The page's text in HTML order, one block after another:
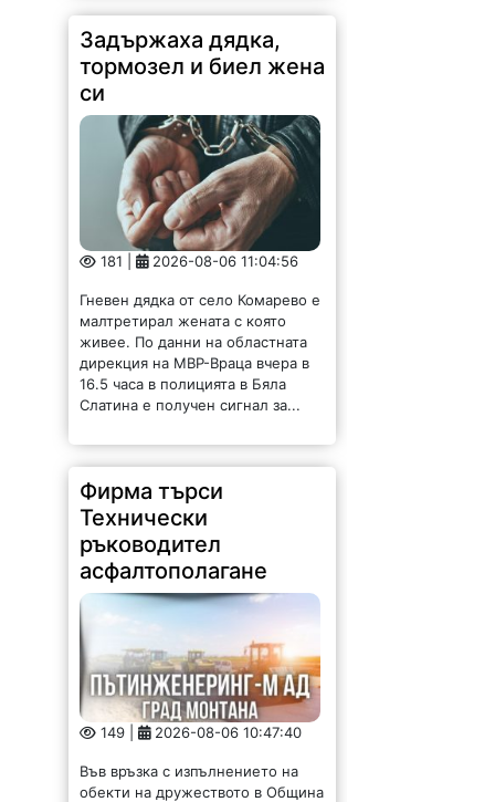
Задържаха дядка,
тормозел и биел жена
си
181 | 2026-08-06 11:04:56
Гневен дядка от село Комарево е
малтретирал жената с която
живее. По данни на областната
дирекция на МВР-Враца вчера в
16.5 часа в полицията в Бяла
Слатина е получен сигнал за...
Фирма търси
Технически
ръководител
асфалтополагане
149 | 2026-08-06 10:47:40
Във връзка с изпълнението на
обекти на дружеството в Община